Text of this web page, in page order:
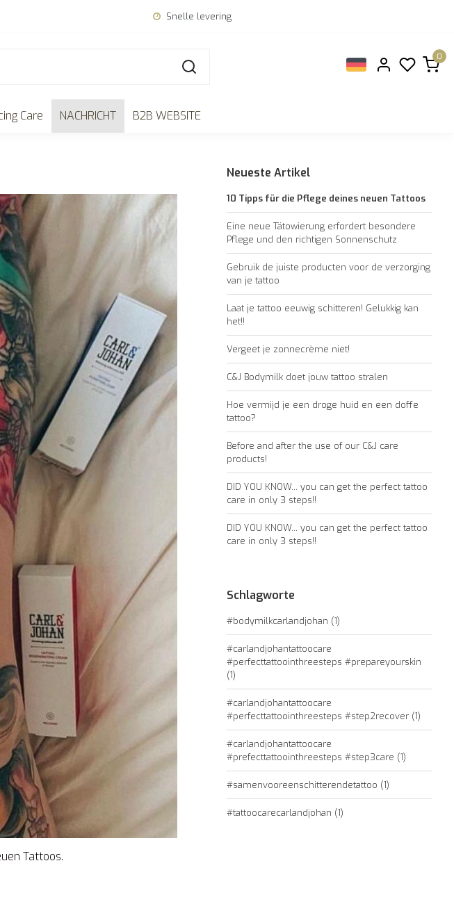
Snelle levering
0
Care NACHRICHT B2B WEBSITE
Tattoos.
Neueste Artikel
10 Tipps für die Pflege deines neuen Tattoos
Eine neue Tätowierung erfordert besondere
Pflege und den richtigen Sonnenschutz
Gebruik de juiste producten voor de verzorging
van je tattoo
Laat je tattoo eeuwig schitteren! Gelukkig kan
het!!
Vergeet je zonnecrème niet!
C&J Bodymilk doet jouw tattoo stralen
Hoe vermijd je een droge huid en een doffe
tattoo?
Before and after the use of our C&J care
products!
DID YOU KNOW... you can get the perfect tattoo
care in only 3 steps!!
DID YOU KNOW... you can get the perfect tattoo
care in only 3 steps!!
Schlagworte
#bodymilkcarlandjohan (1)
#carlandjohantattoocare
#perfecttattoointhreesteps #prepareyourskin
(1)
#carlandjohantattoocare
#perfecttattoointhreesteps #step2recover (1)
#carlandjohantattoocare
#prefecttattoointhreesteps #step3care (1)
#samenvooreenschitterendetattoo (1)
#tattoocarecarlandjohan (1)